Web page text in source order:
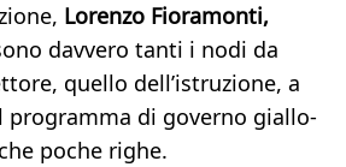
Lorenzo Fioramonti,
davvero tanti i nodi da
quello dell’istruzione, a
programma di governo giallo-
poche righe.